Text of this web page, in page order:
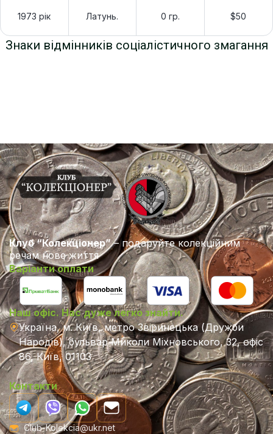
1973 рік Латунь. 0 гр. $50
Знаки відмінників соціалістичного змагання
Клуб “Колекціонер”– подаруйте колекційним
речам нове життя
Варіанти оплати
Наш офіс. Нас дуже легко знайти.
Україна, м. Київ, метро Звіринецька (Дружби
Народів), бульвар Миколи Міхновського, 32, офіс
86, Київ, 01103
Контакти
Club-Kolekcia@ukr.net